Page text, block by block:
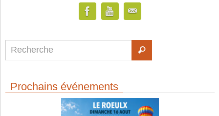
Prochains événements